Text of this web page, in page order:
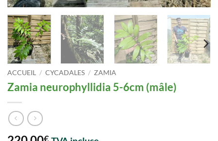
ACCUEIL / CYCADALES / ZAMIA
Zamia neurophyllidia 5-6cm (mâle)
€